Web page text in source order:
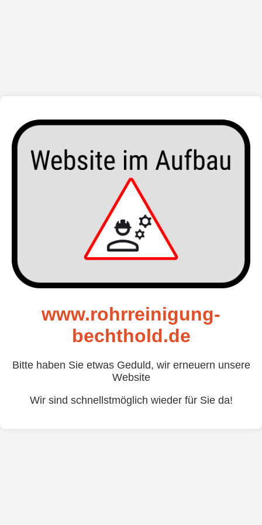
www.rohrreinigung-
bechthold.de
Bitte haben Sie etwas Geduld, wir erneuern unsere
Website
Wir sind schnellstmöglich wieder für Sie da!